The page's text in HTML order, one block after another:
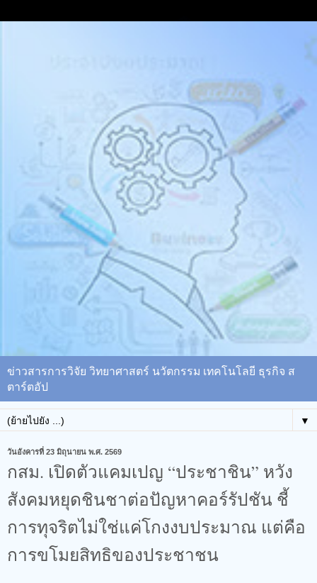
ข่าวสารการวิจัย วิทยาศาสตร์ นวัตกรรม เทคโนโลยี ธุรกิจ ส
ตาร์ตอัป
▼
วันอังคารที่ 23 มิถุนายน พ.ศ. 2569
กสม. เปิดตัวแคมเปญ “ประชาชิน” หวัง
สังคมหยุดชินชาต่อปัญหาคอร์รัปชัน​ ชี้
การทุจริตไม่ใช่แค่โกงงบประมาณ แต่คือ
การขโมยสิทธิของประชาชน